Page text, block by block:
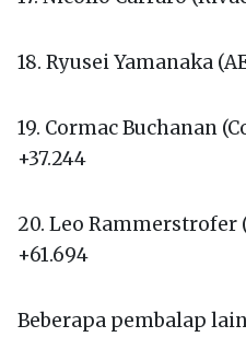
18. Ryusei Yamanaka
19. Cormac Buchanan
+37.244
20. Leo Rammerstrofer
+61.694
Beberapa pembalap